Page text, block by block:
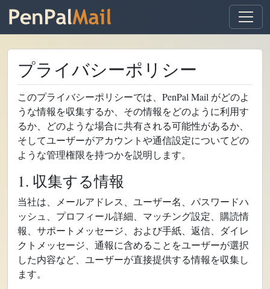
プライバシーポリシー
このプライバシーポリシーでは、PenPal Mail がどのよ
うな情報を収集するか、その情報をどのように利用す
るか、どのような場合に共有される可能性があるか、
そしてユーザーがアカウントや通信設定についてどの
ような管理権限を持つかを説明します。
1. 収集する情報
当社は、メールアドレス、ユーザー名、パスワードハ
ッシュ、プロフィール詳細、マッチング設定、購読情
報、サポートメッセージ、および手紙、返信、ダイレ
クトメッセージ、通報に含めることをユーザーが選択
した内容など、ユーザーが直接提供する情報を収集し
ます。